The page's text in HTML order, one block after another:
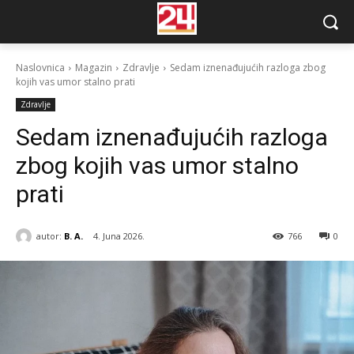
Naslovnica Magazin Zdravlje
Sedam iznenađujućih razloga zbog
kojih vas umor stalno prati
Zdravlje
Sedam iznenađujućih razloga
zbog kojih vas umor stalno
prati
autor: B. A. 4. Juna 2026. 0
766